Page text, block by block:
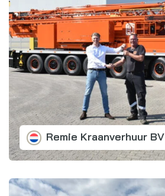
Remie Kraanverhuur BV